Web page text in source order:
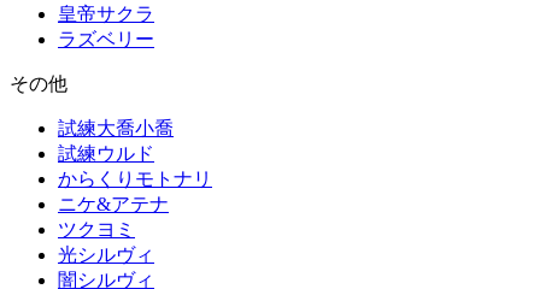
皇帝サクラ
ラズベリー
その他
試練大喬小喬
試練ウルド
からくりモトナリ
ニケ&アテナ
ツクヨミ
光シルヴィ
闇シルヴィ